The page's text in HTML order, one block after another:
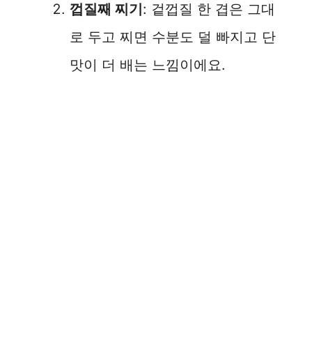
껍질째 찌기: 겉껍질 한 겹은 그대
로 두고 찌면 수분도 덜 빠지고 단
맛이 더 배는 느낌이에요.